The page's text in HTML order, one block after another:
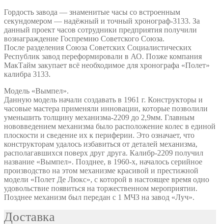
Гордость завода — знаменитые часы со встроенным
секундомером — надёжный и точный хронограф-3133. За
данный проект часов сотрудники предприятия получили
вознаграждение Госпремию Советского Союза.
После разделения Союза Советских Социалистических
Республик завод переформировали в АО. Позже компания
МакТайм закупает всё необходимое для хронографа «Полет»
калибра 3133.
Модель «Вымпел».
Данную модель начали создавать в 1961 г. Конструкторы и
часовые мастера применяли инновации, которые позволили
уменьшить толщину механизма-2209 до 2,9мм. Главным
нововведением механизма было расположение колес в единой
плоскости и сведение их к периферии. Это означает, что
конструкторам удалось избавиться от деталей механизма,
располагавшихся поверх друг друга. Калибр-2209 получил
название «Вымпел». Позднее, в 1960-х, началось серийное
производство на этом механизме красивой и престижной
модели «Полет Де Люкс», с которой в настоящее время одно
удовольствие появиться на торжественном мероприятии.
Позднее механизм был передан с 1 МЧЗ на завод «Луч».
Доставка